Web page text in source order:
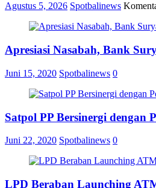
Agustus 5, 2026 Spotbalinews
Apresiasi Nasabah, Bank
Juni 15, 2020 Spotbalinews 0
Satpol PP Bersinergi dengan
Juni 22, 2020 Spotbalinews 0
LPD Beraban Launching